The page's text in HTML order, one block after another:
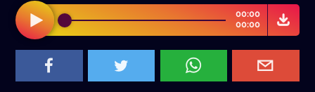
00:00
00:00